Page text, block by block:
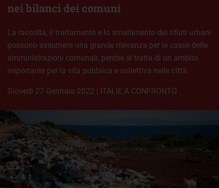
nei bilanci dei comuni
La raccolta, il trattamento e lo smaltimento dei rifiuti urbani
possono assumere una grande rilevanza per le casse delle
amministrazioni comunali, perché si tratta di un ambito
importante per la vita pubblica e collettiva nelle città.
giovedì 27 Gennaio 2022 | ITALIE A CONFRONTO